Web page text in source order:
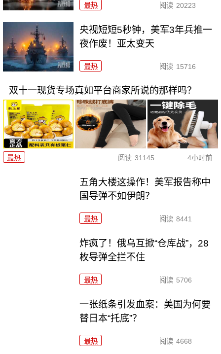
最热 阅读 20223
央视短短5秒钟，美军3年兵推一
夜作废！亚太变天
最热 阅读 15716
双十一现货专场真如平台商家所说的那样吗？
最热 阅读 31145 4小时前
五角大楼这操作！美军报告称中
国导弹不如伊朗？
最热 阅读 8441
炸疯了！俄乌互掀“仓库战”，28
枚导弹全拦不住
最热 阅读 5706
一张纸条引发血案：美国为何要
替日本“托底”？
最热 阅读 4668